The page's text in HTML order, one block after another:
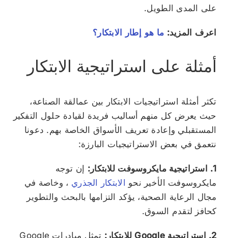
على المدى الطويل.
اعرف المزيد: ما هو إطار الابتكار؟
أمثلة على استراتيجية الابتكار
تكثر أمثلة استراتيجيات الابتكار بين عمالقة الصناعة،
حيث يعرض كل منهم أساليب فريدة لقيادة حلول التفكير
المستقبلي وإعادة تعريف الأسواق الخاصة بهم. دعونا
نتعمق في بعض الاستراتيجيات البارزة:
1. استراتيجية مايكروسوفت للابتكار:
إن توجه
مايكروسوفت الأخير نحو الابتكار الجذري ، وخاصة في
مجال الرعاية الصحية، يؤكد التزامها بالبحث والتطوير
كحافز لتقدم السوق.
2. استراتيجية Google للابتكار:
تمثل مبادرات Google